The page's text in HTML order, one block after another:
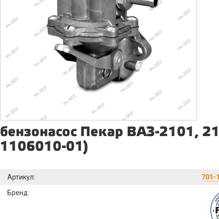
бензонасос Пекар ВАЗ-2101,
1106010-01)
Артикул:
701-
Бренд: